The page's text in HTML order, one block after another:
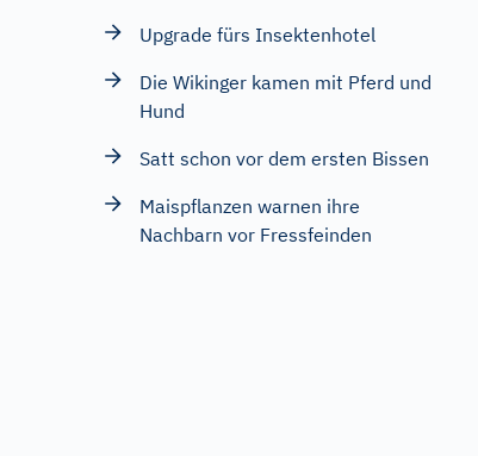
Upgrade fürs Insektenhotel
Die Wikinger kamen mit Pferd und
Hund
Satt schon vor dem ersten Bissen
Maispflanzen warnen ihre
Nachbarn vor Fressfeinden